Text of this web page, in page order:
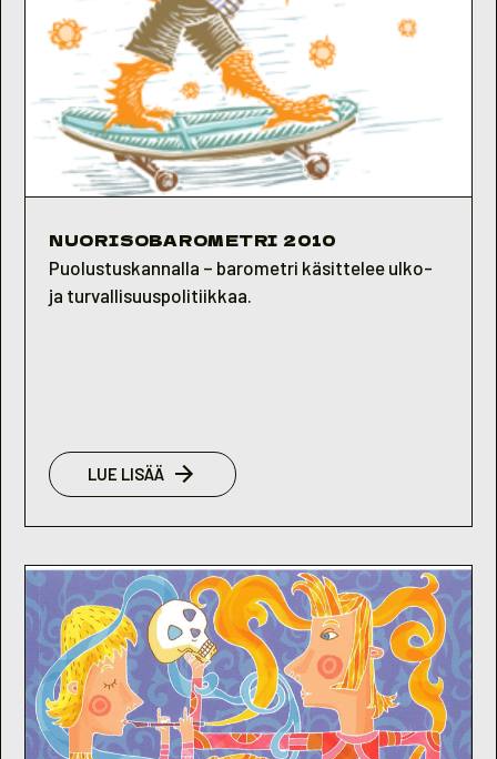
NUORISOBAROMETRI 2010
Puolustuskannalla – barometri käsittelee ulko-
ja turvallisuuspolitiikkaa.
LUE LISÄÄ:
NUORISOBAROMETRI